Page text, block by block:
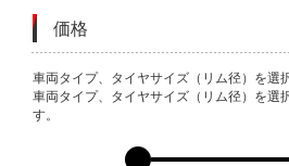
価格
VARIATIONS
車両タイプ、タイヤサイズ（リム径）を選
車両タイプ、タイヤサイズ（リム径）を選
す。